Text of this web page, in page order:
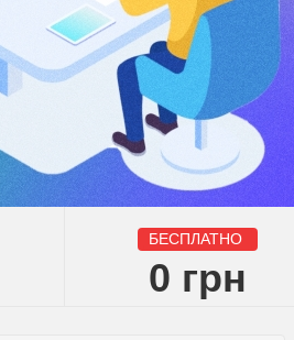
БЕСПЛАТНО
0 грн